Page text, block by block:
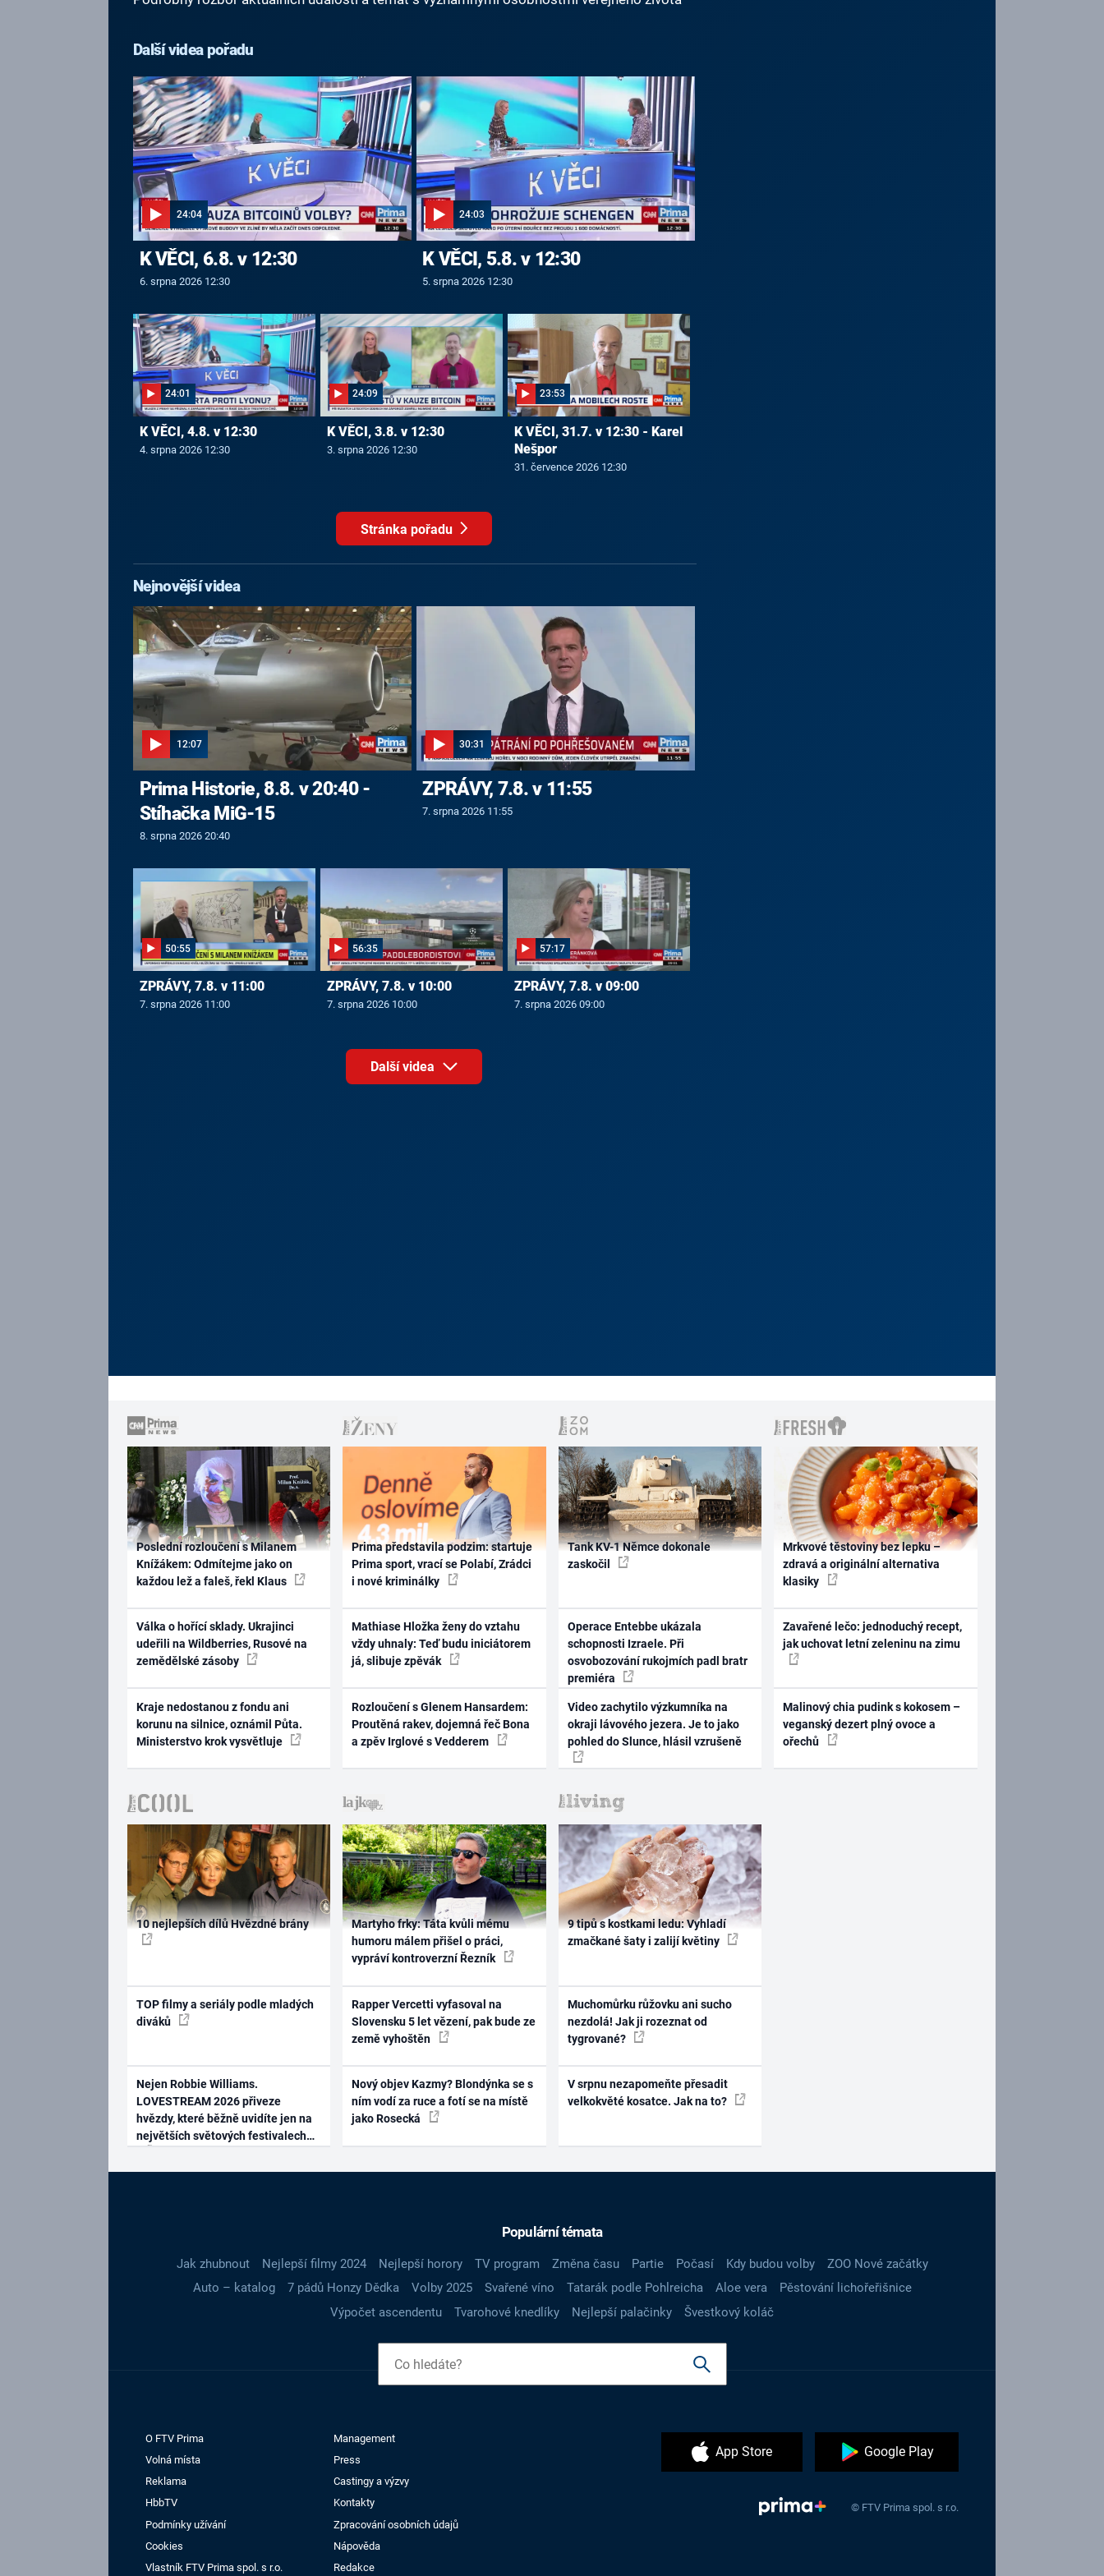
Další videa pořadu
24:04
K VĚCI, 6.8. v 12:30
6. srpna 2026 12:30
24:03
K VĚCI, 5.8. v 12:30
5. srpna 2026 12:30
24:01
K VĚCI, 4.8. v 12:30
4. srpna 2026 12:30
24:09
K VĚCI, 3.8. v 12:30
3. srpna 2026 12:30
23:53
K VĚCI, 31.7. v 12:30 - Karel
Nešpor
31. července 2026 12:30
Stránka pořadu
Nejnovější videa
12:07
Prima Historie, 8.8. v 20:40 -
Stíhačka MiG-15
8. srpna 2026 20:40
30:31
ZPRÁVY, 7.8. v 11:55
7. srpna 2026 11:55
50:55
ZPRÁVY, 7.8. v 11:00
7. srpna 2026 11:00
56:35
ZPRÁVY, 7.8. v 10:00
7. srpna 2026 10:00
57:17
ZPRÁVY, 7.8. v 09:00
7. srpna 2026 09:00
Další videa
Poslední rozloučení s Milanem
Knížákem: Odmítejme jako on
každou lež a faleš, řekl Klaus
Válka o hořící sklady. Ukrajinci
udeřili na Wildberries, Rusové na
zemědělské zásoby
Kraje nedostanou z fondu ani
korunu na silnice, oznámil Půta.
Ministerstvo krok vysvětluje
Prima představila podzim: startuje
Prima sport, vrací se Polabí, Zrádci
i nové kriminálky
Mathiase Hložka ženy do vztahu
vždy uhnaly: Teď budu iniciátorem
já, slibuje zpěvák
Rozloučení s Glenem Hansardem:
Proutěná rakev, dojemná řeč Bona
a zpěv Irglové s Vedderem
Tank KV-1 Němce dokonale
zaskočil
Operace Entebbe ukázala
schopnosti Izraele. Při
osvobozování rukojmích padl bratr
premiéra
Video zachytilo výzkumníka na
okraji lávového jezera. Je to jako
pohled do Slunce, hlásil vzrušeně
Mrkvové těstoviny bez lepku –
zdravá a originální alternativa
klasiky
Zavařené lečo: jednoduchý recept,
jak uchovat letní zeleninu na zimu
Malinový chia pudink s kokosem –
veganský dezert plný ovoce a
ořechů
10 nejlepších dílů Hvězdné brány
TOP filmy a seriály podle mladých
diváků
Nejen Robbie Williams.
LOVESTREAM 2026 přiveze
hvězdy, které běžně uvidíte jen na
největších světových festivalech
Martyho frky: Táta kvůli mému
humoru málem přišel o práci,
vypráví kontroverzní Řezník
Rapper Vercetti vyfasoval na
Slovensku 5 let vězení, pak bude ze
země vyhoštěn
Nový objev Kazmy? Blondýnka se s
ním vodí za ruce a fotí se na místě
jako Rosecká
9 tipů s kostkami ledu: Vyhladí
zmačkané šaty i zalijí květiny
Muchomůrku růžovku ani sucho
nezdolá! Jak ji rozeznat od
tygrované?
V srpnu nezapomeňte přesadit
velkokvěté kosatce. Jak na to?
Populární témata
Jak zhubnout Nejlepší filmy 2024 Nejlepší horory TV program Změna času Partie Počasí Kdy budou volby
ZOO Nové začátky
Auto – katalog
7 pádů Honzy Dědka Volby 2025 Svařené víno Tatarák podle Pohlreicha Aloe vera
Pěstování lichořeřišnice
Výpočet ascendentu
Tvarohové knedlíky Nejlepší palačinky Švestkový koláč
O FTV Prima
Management
Volná místa
Press
Reklama
Castingy a výzvy
HbbTV
Kontakty
Podmínky užívání
Zpracování osobních údajů
Cookies
Nápověda
Vlastník FTV Prima spol. s r.o.
Redakce
App Store Google Play
© FTV Prima spol. s r.o.